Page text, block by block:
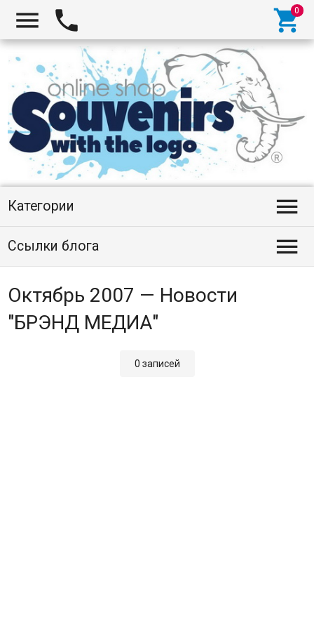
  
Категории 
Ссылки блога 
Октябрь 2007 — Новости
"БРЭНД МЕДИА"
0 записей